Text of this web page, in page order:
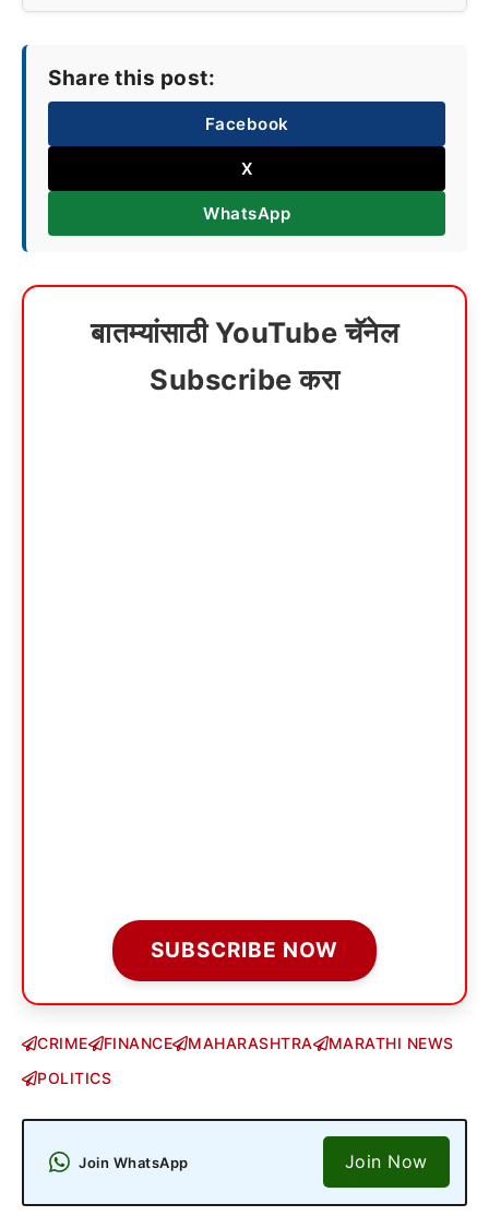
Share this post:
Facebook
X
WhatsApp
बातम्यांसाठी YouTube चॅनेल
Subscribe करा
SUBSCRIBE NOW
CRIME FINANCE MAHARASHTRA
MARATHI NEWS
POLITICS
Join WhatsApp Join Now